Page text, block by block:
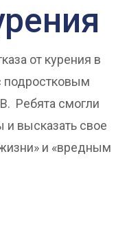
от курения в
подростковым
Ребята смогли
и высказать свое
и «вредным